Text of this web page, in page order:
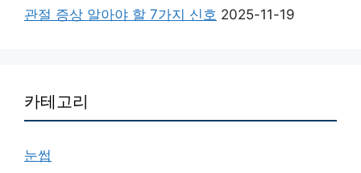
관절 증상 알아야 할 7가지 신호 2025-11-19
카테고리
눈썹